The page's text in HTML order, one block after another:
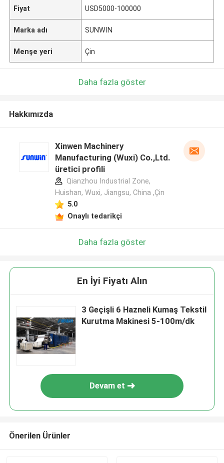
Fiyat USD5000-100000
Marka adı SUNWIN
Menşe yeri Çin
Daha fazla göster
Hakkımızda
Xinwen Machinery
Manufacturing (Wuxi) Co.,Ltd.
üretici profili
Qianzhou Industrial Zone,
Huishan, Wuxi, Jiangsu, China ,Çin
5.0
Onaylı tedarikçi
Daha fazla göster
En İyi Fiyatı Alın
3 Geçişli 6 Hazneli Kumaş Tekstil
Kurutma Makinesi 5-100m/dk
Devam et
Önerilen Ürünler